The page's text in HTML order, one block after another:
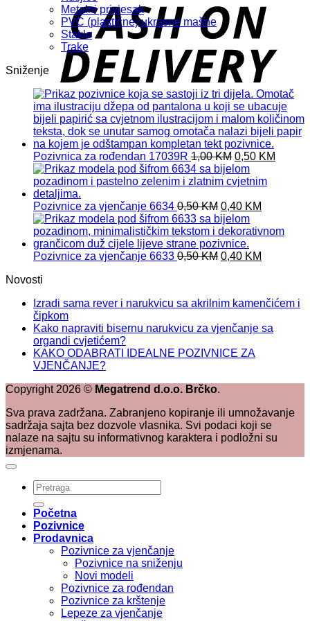
Metalni privjesak
PVC (plastične) ukrasne mašne
Staklo
Trake
Sniženje
Pozivnica za rođendan 17039R 1,00KM Original
price
was:
0,50 KM
Pozivnice za vjenčanje 6634 0,50KM Original
price
was:
0,50 KM.
0,40 KM
is:
Pozivnice za vjenčanje 6633 0,50KM Original
0,40 KM
Novosti
Izradi sama rever i narukvicu sa akrilnim kamenčićem i
čipkom
Kako napraviti bisernu narukvicu za vjenčanje sa
organdi cvjetićem?
KAKO ODABRATI IDEALNE POZIVNICE ZA
VJENČANJE?
Copyright 2026 © Megatrend d.o.o. Brčko.
Sva prava zadržana. Zabranjeno kopiranje ili umnožavanje
sadržaja sajta bez dozvole vlasnika. Svi podaci koji se
nalaze na sajtu su informativnog karaktera i podložni su
izmjenama.
Pretraži:
Početna
Pozivnice
Prodavnica
Pozivnice za vjenčanje
Pozivnice na sniženju
Novi modeli
Pozivnice za rođendan
Pozivnice za krštenje
Lepeze za vjenčanje